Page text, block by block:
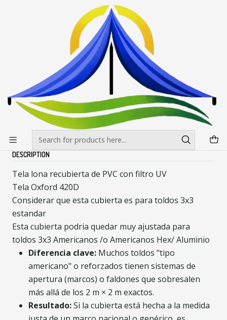
Envíos gratis desde $500.000 en Santiago
Cubiertas para Toldos
Cubierta para Toldos 3x3 Estandar
Cubierta para Toldos 3x3 Estandar
|
Cubierta para Toldos 3x3 Estandar
Quantity Add to Cart Buy now
DESCRIPTION
Tela lona recubierta de PVC con filtro UV
Tela Oxford 420D
Considerar que esta cubierta es para toldos 3x3
estandar
Esta cubierta podria quedar muy ajustada para
toldos 3x3 Americanos /o Americanos Hex/ Aluminio
Diferencia clave: Muchos toldos "tipo
americano" o reforzados tienen sistemas de
apertura (marcos) o faldones que sobresalen
más allá de los 2 m × 2 m exactos.
Resultado:Si la cubierta está hecha a la medida